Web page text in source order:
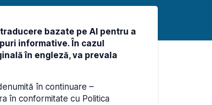
bazate pe AI pentru a
informative. În cazul
în engleză, va prevala
în continuare –
în conformitate cu Politica